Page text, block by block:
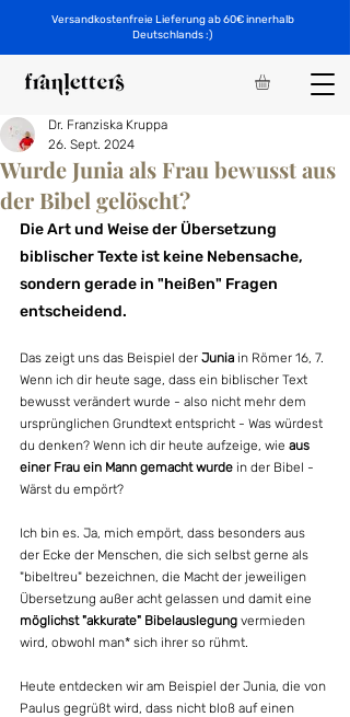
Versandkostenfreie Lieferung ab 60€ innerhalb
Deutschlands :)
Wurde Junia als Frau bewusst aus
der Bibel gelöscht?
Dr. Franziska Kruppa
26. Sept. 2024
Die Art und Weise der Übersetzung
biblischer Texte ist keine Nebensache,
sondern gerade in "heißen" Fragen
entscheidend.
Das zeigt uns das Beispiel der Junia in Römer 16, 7.
Wenn ich dir heute sage, dass ein biblischer Text
bewusst verändert wurde - also nicht mehr dem
ursprünglichen Grundtext entspricht - Was würdest
du denken? Wenn ich dir heute aufzeige, wie aus
einer Frau ein Mann gemacht wurde in der Bibel -
Wärst du empört?
Ich bin es. Ja, mich empört, dass besonders aus
der Ecke der Menschen, die sich selbst gerne als
"bibeltreu" bezeichnen, die Macht der jeweiligen
Übersetzung außer acht gelassen und damit eine
möglichst "akkurate" Bibelauslegung vermieden
wird, obwohl man* sich ihrer so rühmt.
Heute entdecken wir am Beispiel der Junia, die von
Paulus gegrüßt wird, dass nicht bloß auf einen